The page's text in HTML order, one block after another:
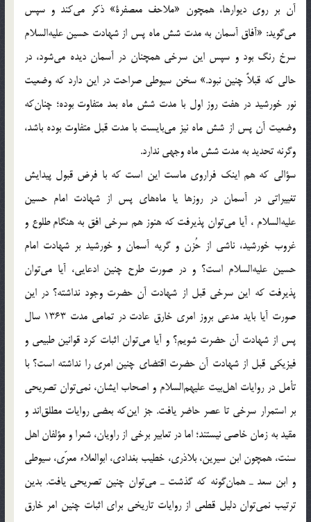
آن بر روی دیوارها، همچون «ملاحف معصفرة» ذکر می‌کند و سپس
می‌گوید: «آفاق آسمان به مدت شش ماه پس از شهادت حسین علیه‌السلام
سرخ رنگ بود و سپس این سرخی همچنان در آسمان دیده می‌شود، در
حالی که قبلاً چنین نبود.» سخن سیوطی صراحت در این دارد که وضعیت
نور خورشید در هفت روز اول با مدت شش ماه بعد متفاوت بوده؛ چنان‌که
وضعیت آن پس از شش ماه نیز می‌بایست با مدت قبل متفاوت بوده باشد،
وگرنه تحدید به مدت شش ماه وجهی ندارد.
سؤالی که هم اینک فراروی ماست این است که با فرض قبول پیدایش
تغییراتی در آسمان در روزها یا ماه‌های پس از شهادت امام حسین
علیه‌السلام ، آیا می‌توان پذیرفت که هنوز هم سرخی افق به هنگام طلوع و
غروب خورشید، ناشی از حُزن و گریه آسمان و خورشید بر شهادت امام
حسین علیه‌السلام است؟ و در صورت طرح چنین ادعایی، آیا می‌توان
پذیرفت که این سرخی قبل از شهادت آن حضرت وجود نداشته؟ در این
صورت آیا باید مدعی بروز امری خارق عادت در تمامی مدت 1363 سال
پس از شهادت آن حضرت شویم؟ و آیا می‌توان اثبات کرد قوانین طبیعی و
فیزیکی قبل از شهادت آن حضرت اقتضای چنین امری را نداشته است؟ با
تأمل در روایات اهل‌بیت علیهم‌السلام و اصحاب ایشان، نمی‌توان تصریحی
بر استمرار سرخی تا عصر حاضر یافت. جز این‌که بعضی روایات مطلق‌اند و
مقید به زمان خاصی نیستند؛ اما در تعابیر برخی از راویان، شعرا و مؤلفان اهل
سنت، همچون ابن سیرین، بلاذری، خطیب بغدادی، ابوالعلاء معرّی، سیوطی
و ابن سعد ـ همان‌گونه که گذشت ـ می‌توان چنین تصریحی یافت. بدین
ترتیب نمی‌توان دلیل قطعی از روایات تاریخی برای اثبات چنین امر خارق